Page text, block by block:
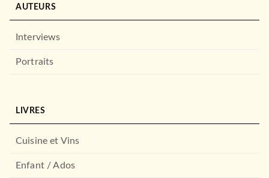
AUTEURS
Interviews
Portraits
LIVRES
Cuisine et Vins
Enfant / Ados